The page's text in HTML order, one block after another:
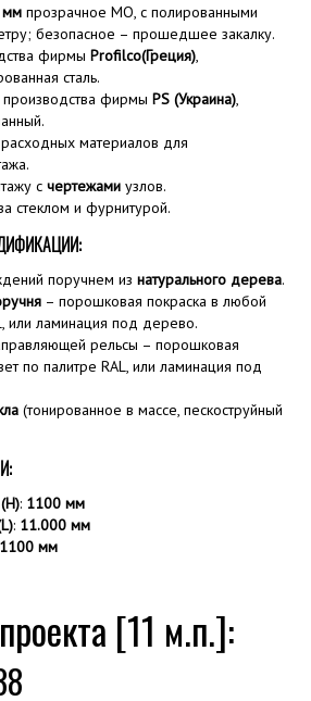
мм прозрачное MO, с полированными
безопасное – прошедшее закалку.
фирмы Profilco(Греция),
сталь.
фирмы PS (Украина),
материалов для
с чертежами узлов.
стеклом и фурнитурой.
поручнем из натурального дерева.
– порошковая покраска в любой
или ламинация под дерево.
рельсы – порошковая
по палитре RAL, или ламинация под
(тонированное в массе, пескоструйный
(H): 1100 мм
: 11.000 мм
1100 мм
[11 м.п.]: